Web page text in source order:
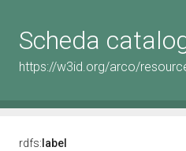
Scheda
https://w3id.org/arco/
rdfs: label